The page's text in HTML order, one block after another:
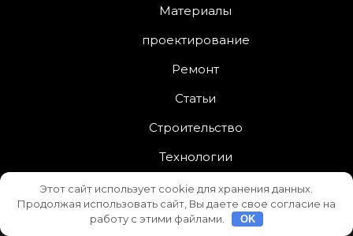
Материалы
проектирование
Ремонт
Статьи
Строительство
Технологии
Interior ServicesотAsterthemes
| На платформе
Этот сайт использует cookie для хранения данных.
Продолжая использовать сайт, Вы даете свое согласие на
работу с этими файлами.
OK